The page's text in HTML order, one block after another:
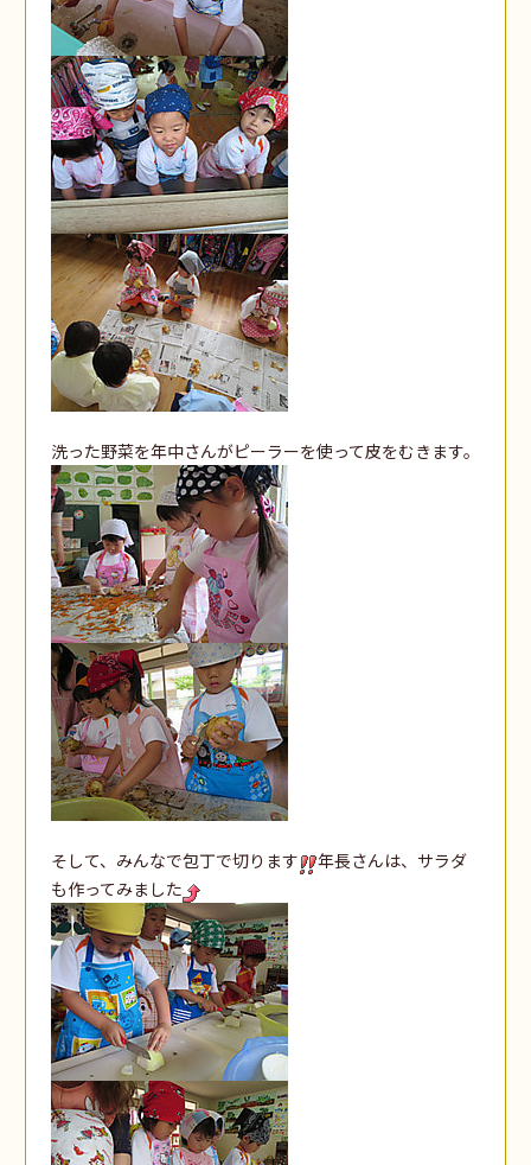
洗った野菜を年中さんがピーラーを使って皮をむきます。
そして、みんなで包丁で切ります
年長さんは、サラダ
も作ってみました